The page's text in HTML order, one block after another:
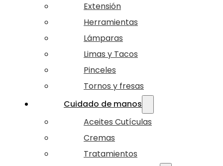
Extensión
Herramientas
Lámparas
Limas y Tacos
Pinceles
Tornos y fresas
Cuidado de manos
Aceites Cutículas
Cremas
Tratamientos